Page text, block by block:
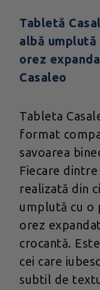
Tabletă
albă umplută
orez
Casaleo
Tableta
format
savoarea
Fiecare
realizată din
umplută cu o
orez
crocantă.
cei care
subtil de